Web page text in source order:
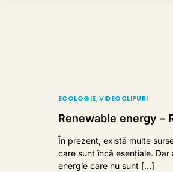
ECOLOGIE,VIDEOCLIPURI
Renewable energy –
În prezent, există multe
care sunt încă esențiale. Dar
energie care nu sunt […]